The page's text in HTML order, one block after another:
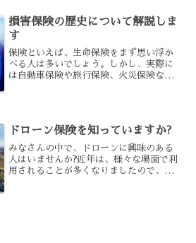
があるのかを知り、それらの...
損害保険の歴史について解説しま
す
保険といえば、生命保険をまず思い浮か
べる人は多いでしょう。しかし、実際に
は自動車保険や旅行保険、火災保険など
ドローン保険を知っていますか?
みなさんの中で、ドローンに興味のある
人はいませんか?近年は、様々な場面で利
用されることが多くなりましたので、飛